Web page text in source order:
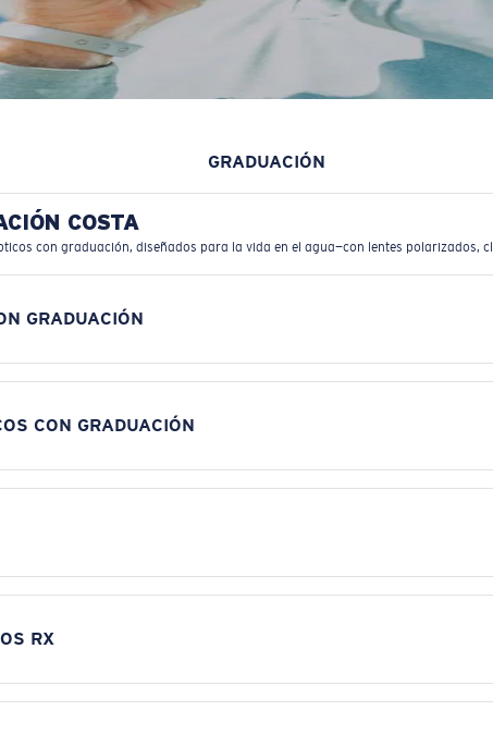
GRADUACIÓN
COSTA
con graduación, diseñados para la vida en el agua—con lentes polarizados,
GRADUACIÓN
CON GRADUACIÓN
RX